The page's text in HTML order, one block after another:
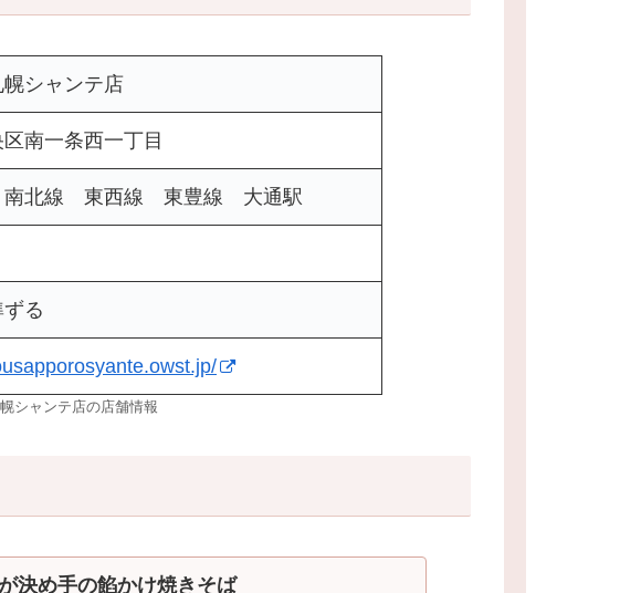
シャンテ店
南一条西一丁目
南北線 東西線 東豊線 大通駅
る
シャンテ店の店舗情報
決め手の餡かけ焼きそば